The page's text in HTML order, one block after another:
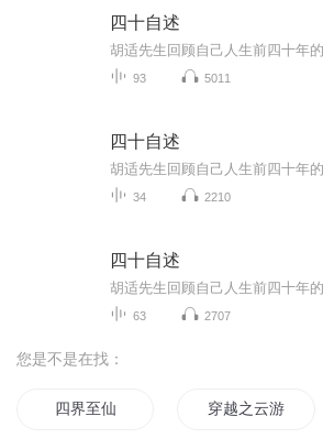
四十自述
93 5011
四十自述
34 2210
四十自述
63 2707
您是不是在找：
四界至仙 穿越之云游四海